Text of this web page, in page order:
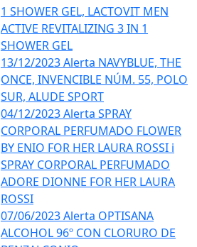
1 SHOWER GEL, LACTOVIT MEN
ACTIVE REVITALIZING 3 IN 1
SHOWER GEL
13/12/2023 Alerta NAVYBLUE, THE
ONCE, INVENCIBLE NÚM. 55, POLO
SUR, ALUDE SPORT
04/12/2023 Alerta SPRAY
CORPORAL PERFUMADO FLOWER
BY ENIO FOR HER LAURA ROSSI i
SPRAY CORPORAL PERFUMADO
ADORE DIONNE FOR HER LAURA
ROSSI
07/06/2023 Alerta OPTISANA
ALCOHOL 96º CON CLORURO DE